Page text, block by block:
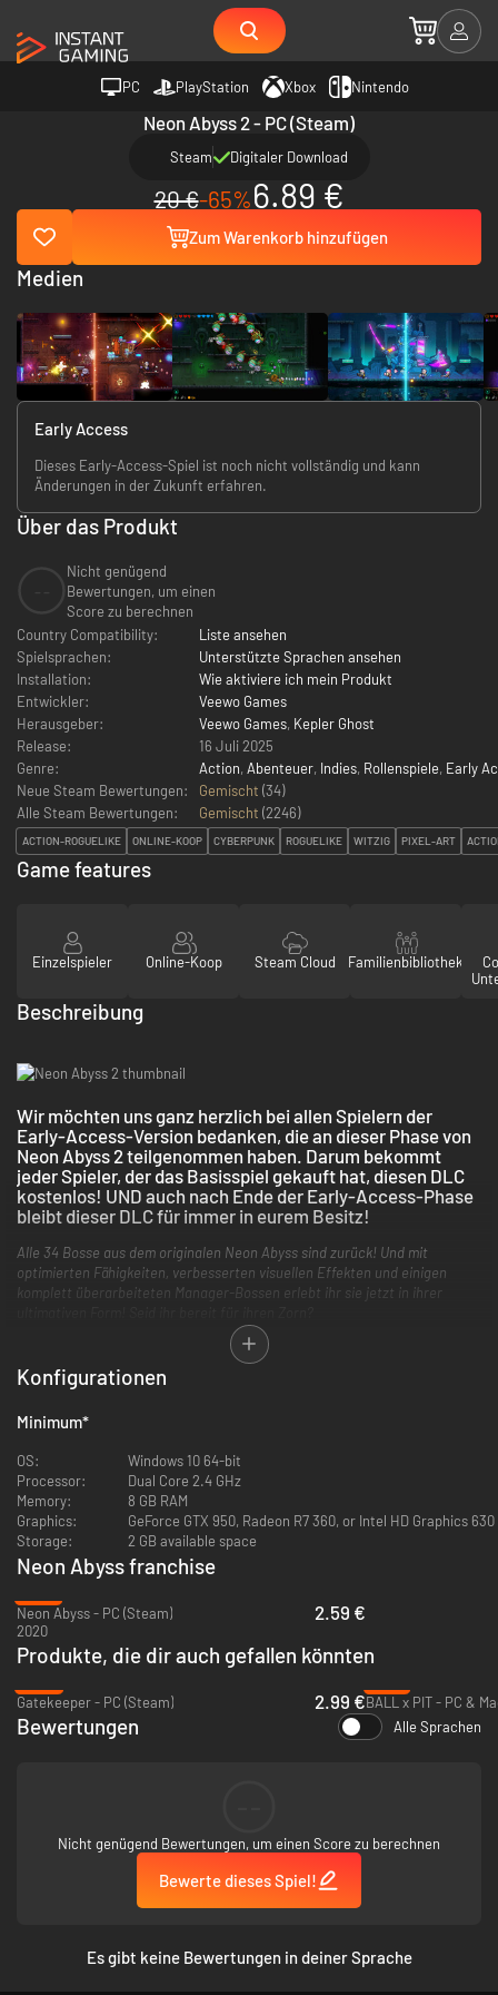
PC PlayStation Xbox Nintendo
Neon Abyss 2 - PC (Steam)
Steam Digitaler Download
20 €-65%6.89 €
Zum Warenkorb hinzufügen
Early Access
Dieses Early-Access-Spiel ist noch nicht vollständig und kann
Änderungen in der Zukunft erfahren.
Über das Produkt
Nicht genügend
Bewertungen, um einen
Score zu berechnen
Country Compatibility:
Liste ansehen
Spielsprachen:
Unterstützte Sprachen ansehen
Installation:
Wie aktiviere ich mein Produkt
Entwickler:
Veewo Games
Herausgeber:
Veewo Games, Kepler Ghost
Release:
16 Juli 2025
Genre:
Action, Abenteuer, Indies, Rollenspiele, Early
Neue Steam Bewertungen:
Gemischt (34)
Alle Steam Bewertungen:
Gemischt (2246)
ACTION-ROGUELIKE ONLINE-KOOP CYBERPUNK ROGUELIKE WITZIG PIXEL-ART
Medien
Game features
Einzelspieler Online-Koop Steam Cloud Familienbibliothek
Beschreibung
Wir möchten uns ganz herzlich bei allen Spielern der
Early-Access-Version bedanken, die an dieser Phase von
Neon Abyss 2 teilgenommen haben. Darum bekommt
jeder Spieler, der das Basisspiel gekauft hat, diesen DLC
kostenlos! UND auch nach Ende der Early-Access-Phase
bleibt dieser DLC für immer in eurem Besitz!
Alle 34 Bosse aus dem originalen Neon Abyss sind zurück! Und mit
optimierten Fähigkeiten, verbesserten visuellen Effekten und einigen
komplett überarbeiteten Manager-Bossen erlebt ihr sie jetzt in ihrer
--------------------------------------------------------------------------------------------
Tauche mit Neon Abyss 2 noch tiefer in den chaotischen, wunderschön
pixeligen Abyss ein! In diesem cybermythischen Roguelike ist die Action
noch schneller, es steht noch mehr auf dem Spiel – und die Möglichkeiten
sind endlos. Mit explosivem „Run 'n' Gun“-Gameplay, verschiedenen
Kampfstilen und grenzenlosen Item-Synergien bietet Neon Abyss 2 jedes
Mal ein neues dramatisches und actiongeladenes Erlebnis.
Kombos zu vervielfachen und mächtige Kräfte der Zerstörung zu
erschaffen. Koordiniert eure Builds und erobert den Abyss als Team,
indem ihr sogar verschiedene Räume derselben Karte erkundet, um die
Effizienz zu maximieren und verborgene Geheimnisse und Schätze zu
Konfigurationen
Minimum*
OS:
Windows 10 64-bit
Processor:
Dual Core 2.4 GHz
Memory:
8 GB RAM
Graphics:
GeForce GTX 950, Radeon R7 360, or Intel HD Graphics 630
Storage:
2 GB available space
Neon Abyss franchise
Neon Abyss - PC (Steam)
2020
2.59 €
Produkte, die dir auch gefallen könnten
Gatekeeper - PC (Steam)
2.99 €BALL x PIT - PC &
Bewertungen Alle Sprachen
Nicht genügend Bewertungen, um einen Score zu berechnen
Bewerte dieses Spiel!
Es gibt keine Bewertungen in deiner Sprache